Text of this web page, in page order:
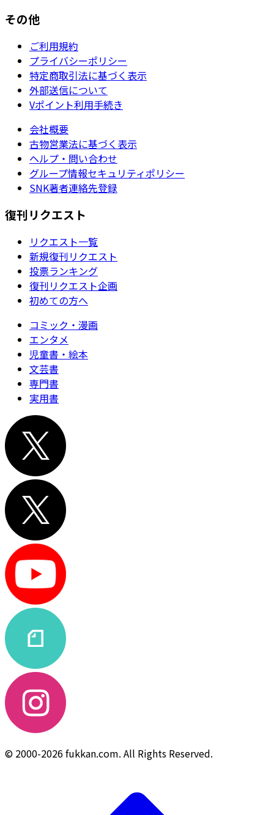
その他
ご利用規約
プライバシーポリシー
特定商取引法に基づく表示
外部送信について
Vポイント利用手続き
会社概要
古物営業法に基づく表示
ヘルプ・問い合わせ
グループ情報セキュリティポリシー
SNK著者連絡先登録
復刊リクエスト
リクエスト一覧
新規復刊リクエスト
投票ランキング
復刊リクエスト企画
初めての方へ
コミック・漫画
エンタメ
児童書・絵本
文芸書
専門書
実用書
© 2000-2026 fukkan.com. All Rights Reserved.